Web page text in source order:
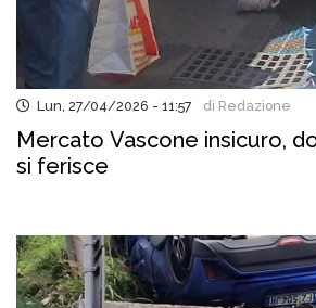
Lun, 27/04/2026 - 11:57 di Redazione
Mercato Vascone insicuro,
si ferisce